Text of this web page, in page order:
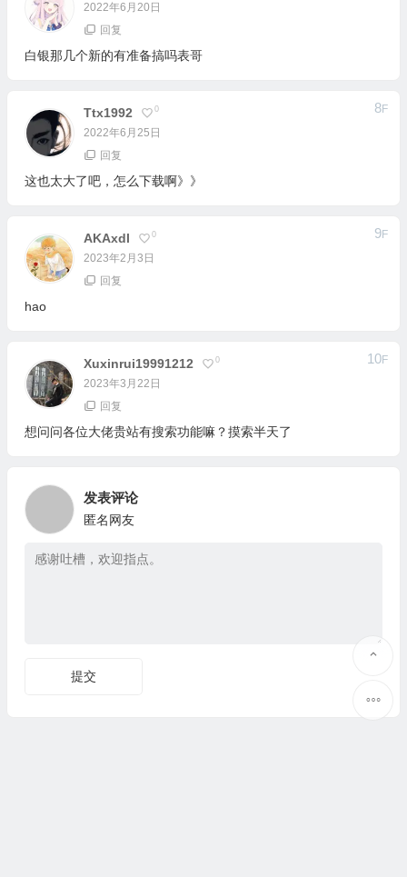
2022年6月20日
回复
白银那几个新的有准备搞吗表哥
Ttx1992 0
2022年6月25日
8F
回复
这也太大了吧，怎么下载啊》》
AKAxdl 0
2023年2月3日
9F
回复
hao
Xuxinrui19991212 0
2023年3月22日
10F
回复
想问问各位大佬贵站有搜索功能嘛？摸索半天了
发表评论
匿名网友